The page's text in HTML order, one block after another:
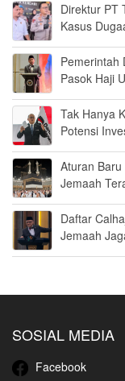
Direktur PT
Kasus
Pemerintah
Pasok Haji
Disiapkan
Tak Hanya
Potensi
Aturan
Jemaah
Daftar
Jemaah
SOSIAL MEDIA
Facebook